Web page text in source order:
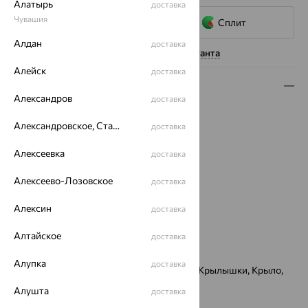
Сплит
Нужна помощь консультанта
Металл:Золото
Проба:585
Страна происхождения:
Бренд:MAGIC STONES
Вес металла:
Теги поиска 2:
Бабочка, Бабочки, Крылья, Крылышки, Крыло,
,f,jxrf,
Алатырь
Чувашия
доставка
Алдан доставка
Алейск доставка
Александров доставка
Александровское, Ставропольский край доставка
Алексеевка доставка
Алексеево-Лозовское доставка
Алексин доставка
Алтайское доставка
Алупка доставка
Алушта доставка